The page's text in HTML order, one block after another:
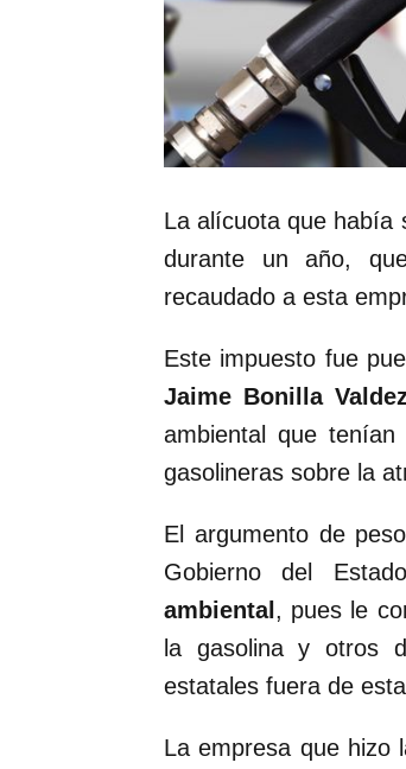
La alícuota que había
durante un año,
recaudado a esta
Este impuesto fue
Jaime Bonilla
ambiental que
gasolineras sobre la
El argumento de
Gobierno del
ambiental , pues le
la gasolina y otros
estatales fuera de
La empresa que hizo